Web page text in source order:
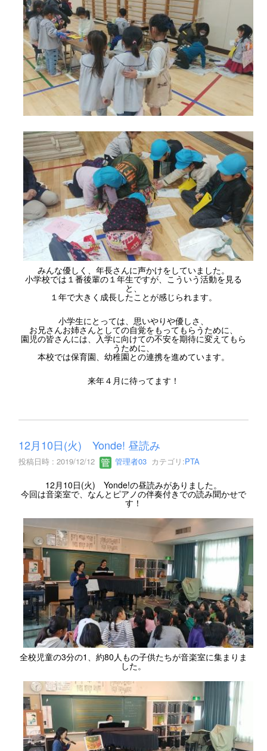
みんな優しく、年長さんに声かけをしていました。
小学校では１番後輩の１年生ですが、こういう活動を見る
と、
１年で大きく成長したことが感じられます。
小学生にとっては、思いやりや優しさ、
お兄さんお姉さんとしての自覚をもってもらうために、
園児の皆さんには、入学に向けての不安を期待に変えてもら
うために、
本校では保育園、幼稚園との連携を進めています。
来年４月に待ってます！
12月10日(火) Yonde! 昼読み
投稿日時 : 2019/12/12 管理者03 カテゴリ:PTA
12月10日(火) Yonde!の昼読みがありました。
今回は音楽室で、なんとピアノの伴奏付きでの読み聞かせで
す！
全校児童の3分の1、約80人もの子供たちが音楽室に集まりま
した。